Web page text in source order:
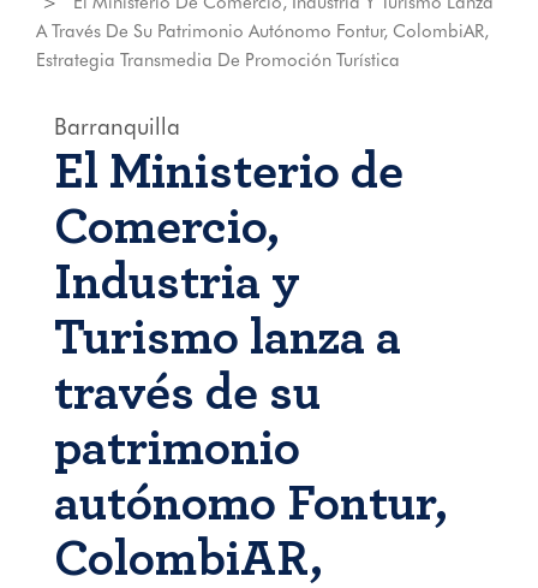
A Través De Su Patrimonio Autónomo Fontur, ColombiAR,
Estrategia Transmedia De Promoción Turística
Barranquilla
El Ministerio de
Comercio,
Industria y
Turismo lanza a
través de su
patrimonio
autónomo Fontur,
ColombiAR,